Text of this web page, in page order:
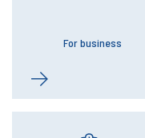
For business